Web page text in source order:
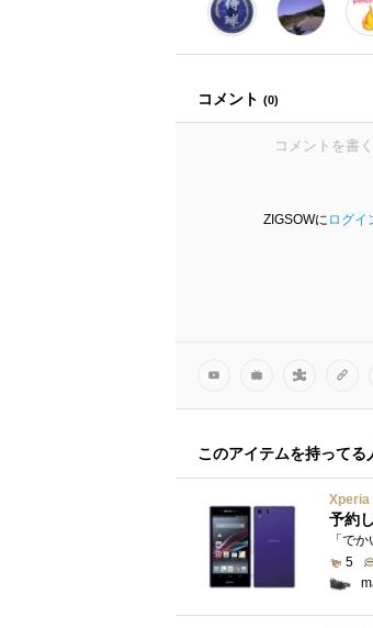
コメント (0)
ZIGSOWに ログイ
このアイテムを持ってる
Xperia
予約
5